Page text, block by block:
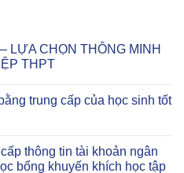
LỰA CHỌN THÔNG MINH
THPT
trung cấp của học sinh tốt
thông tin tài khoản ngân
bổng khuyến khích học tập